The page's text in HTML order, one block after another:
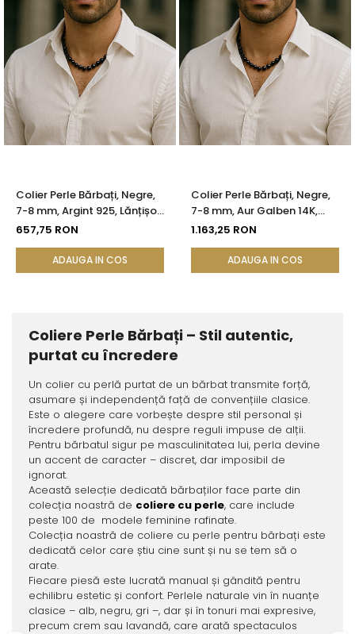
Colier Perle Bărbați, Negre,
7-8 mm, Argint 925, Lănțișor
de Reglaj | KASKADDA®
657,75 RON
ADAUGA IN COS
Colier Perle Bărbați, Negre,
7-8 mm, Aur Galben 14K,
Design Fix | KASKADDA®
1.163,25 RON
ADAUGA IN COS
Coliere Perle Bărbați – Stil autentic,
purtat cu încredere
Un colier cu perlă purtat de un bărbat transmite forță,
asumare și independență față de convențiile clasice.
Este o alegere care vorbește despre stil personal și
încredere profundă, nu despre reguli impuse de alții.
Pentru bărbatul sigur pe masculinitatea lui, perla devine
un accent de caracter – discret, dar imposibil de
ignorat.
Această selecție dedicată bărbaților face parte din
colecția noastră de coliere cu perle, care include
peste 100 de modele feminine rafinate.
Colecția noastră de coliere cu perle pentru bărbați este
dedicată celor care știu cine sunt și nu se tem să o
arate.
Fiecare piesă este lucrată manual și gândită pentru
echilibru estetic și confort. Perlele naturale vin în nuanțe
clasice – alb, negru, gri –, dar și în tonuri mai expresive,
precum crem sau lavandă, care arată spectaculos